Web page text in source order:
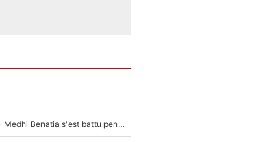
Départ de Roberto De Zerbi - Medhi Benatia s'est battu pendant six mois pour le retenir à l'OM, le PSG a été le naufrage de trop : «Je pars avec toi»